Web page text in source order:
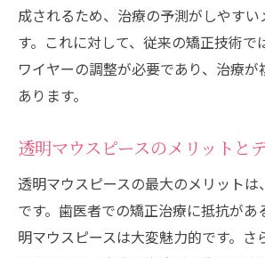
成されるため、治療の予測がしやすい
す。これに対して、従来の矯正技術で
ワイヤーの調整が必要であり、治療
あります。
透明マウスピースのメリットと
透明マウスピースの最大のメリットは
です。歯医者での矯正治療に抵抗があ
明マウスピースは大変魅力的です。さ